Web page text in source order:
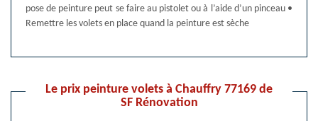
pose de peinture peut se faire au pistolet ou à l’aide d’un pinceau •
Remettre les volets en place quand la peinture est sèche
Le prix peinture volets à Chauffry 77169 de
SF Rénovation